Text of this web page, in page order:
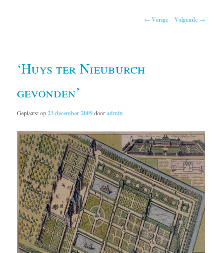
← Vorige Volgende →
‘Huys ter Nieuburch
gevonden’
Geplaatst op23 december 2009dooradmin